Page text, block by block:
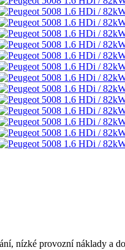
nízké provozní náklady a